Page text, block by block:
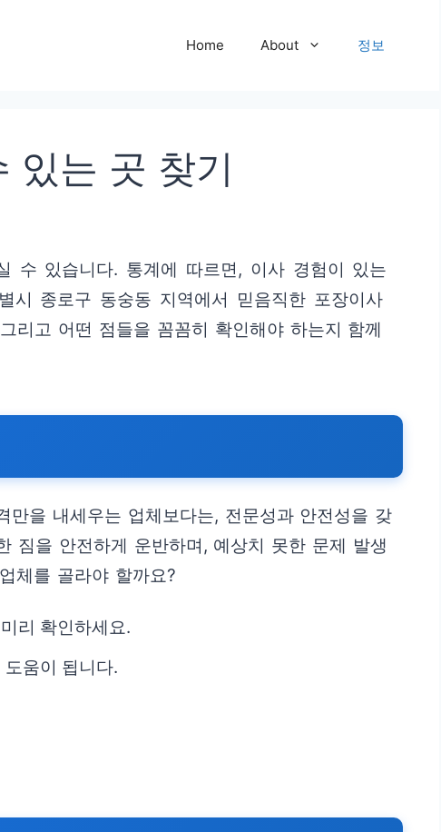
Home About 정보
있는 곳 찾기
수 있습니다. 통계에 따르면, 이사 경험이 있는
시 종로구 동숭동 지역에서 믿음직한 포장이사
고 어떤 점들을 꼼꼼히 확인해야 하는지 함께
을 내세우는 업체보다는, 전문성과 안전성을 갖
짐을 안전하게 운반하며, 예상치 못한 문제 발생
체를 골라야 할까요?
리 확인하세요.
움이 됩니다.